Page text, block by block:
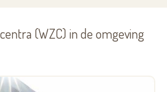
(WZC) in de omgeving